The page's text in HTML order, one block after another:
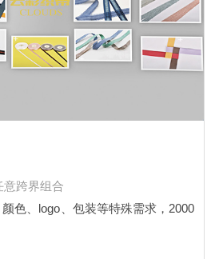
意跨界组合
色、logo、包装等特殊需求，2000